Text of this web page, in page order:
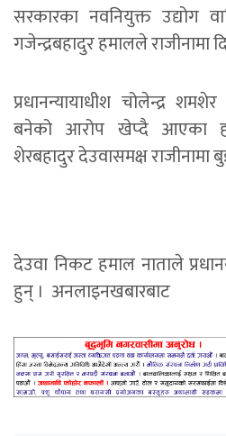
सरकारका नवनियुक्त उद्योग
गजेन्द्रबहादुर हमालले राजीनामा
प्रधानन्यायाधीश चोलेन्द्र
बनेको आरोप खेप्दै आएका
शेरबहादुर देउवासमक्ष राजीनामा
देउवा निकट हमाल नाताले
हुन् । अनलाइनखबारबाट